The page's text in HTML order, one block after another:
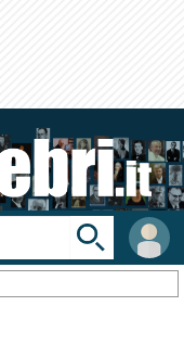
User
area
Toggle
search
bar